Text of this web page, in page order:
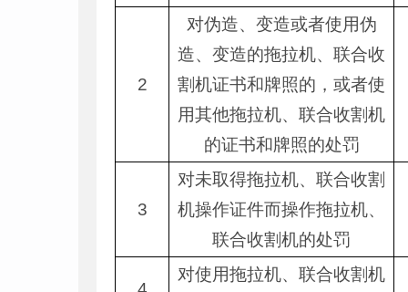
2
对伪造、变造或者使用伪
造、变造的拖拉机、联合收
割机证书和牌照的，或者使
用其他拖拉机、联合收割机
的证书和牌照的处罚
3
对未取得拖拉机、联合收割
机操作证件而操作拖拉机、
联合收割机的处罚
对使用拖拉机、联合收割机